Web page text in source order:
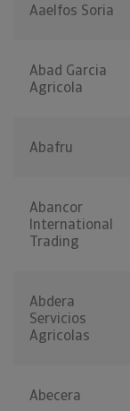
Aaelfos Soria
Abad Garcia
Agricola
Abafru
Abancor
International
Trading
Abdera
Servicios
Agricolas
Abecera